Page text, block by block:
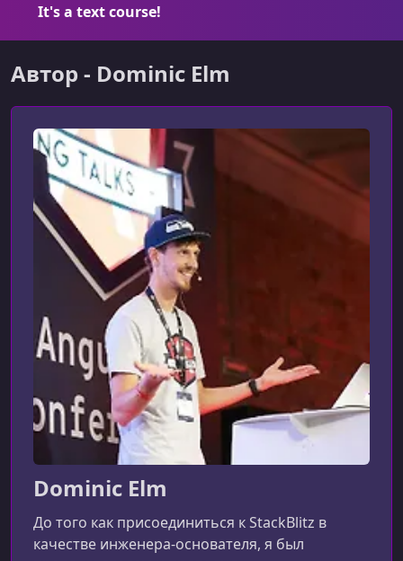
It's a text course!
Автор - Dominic Elm
Dominic Elm
До того как присоединиться к StackBlitz в
качестве инженера-основателя, я был